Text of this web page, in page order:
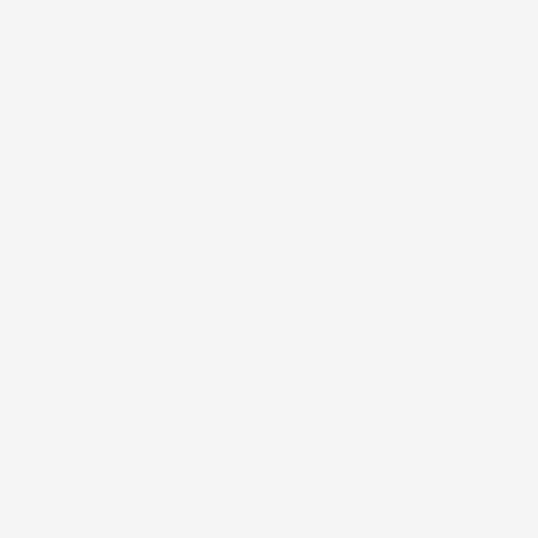
программе данные темы
дистанционного
директор (базовый